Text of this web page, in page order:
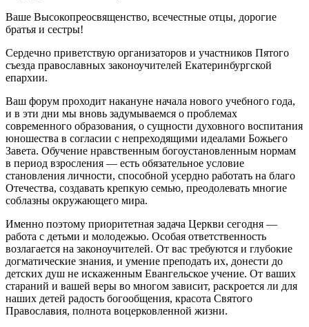
Ваше Высокопреосвященство, всечестные отцы, дорогие
братья и сестры!
Сердечно приветствую организаторов и участников Пятого
съезда православных законоучителей Екатеринбургской
епархии.
Ваш форум проходит накануне начала нового учебного года,
и в эти дни мы вновь задумываемся о проблемах
современного образования, о сущности духовного воспитания
юношества в согласии с непреходящими идеалами Божьего
Завета. Обучение нравственным богоустановленным нормам
в период взросления — есть обязательное условие
становления личности, способной усердно работать на благо
Отечества, создавать крепкую семью, преодолевать многие
соблазны окружающего мира.
Именно поэтому приоритетная задача Церкви сегодня —
работа с детьми и молодежью. Особая ответственность
возлагается на законоучителей. От вас требуются и глубокие
догматические знания, и умение преподать их, донести до
детских душ не искаженным Евангельское учение. От ваших
стараний и вашей веры во многом зависит, раскроется ли для
наших детей радость богообщения, красота Святого
Православия, полнота воцерковленной жизни.